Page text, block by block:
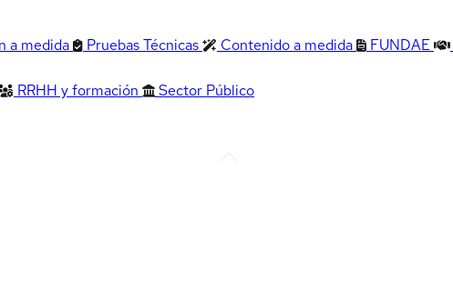
a medida Pruebas Técnicas Contenido a medida FUNDAE
RRHH y formación
Sector Público